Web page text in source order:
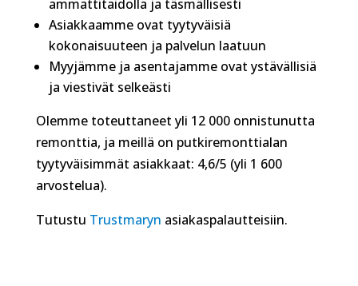
ammattitaidolla ja täsmällisesti
Asiakkaamme ovat tyytyväisiä
kokonaisuuteen ja palvelun laatuun
Myyjämme ja asentajamme ovat ystävällisiä
ja viestivät selkeästi
Olemme toteuttaneet yli 12 000 onnistunutta
remonttia, ja meillä on putkiremonttialan
tyytyväisimmät asiakkaat: 4,6/5 (yli 1 600
arvostelua).
Tutustu Trustmaryn asiakaspalautteisiin.